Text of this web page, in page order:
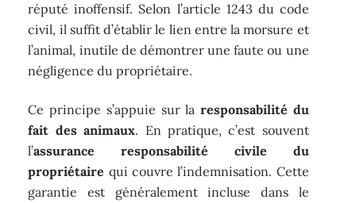
réputé inoffensif. Selon l’article 1243 du code
civil, il suffit d’établir le lien entre la morsure et
l’animal, inutile de démontrer une faute ou une
négligence du propriétaire.
Ce principe s’appuie sur la responsabilité du
fait des animaux. En pratique, c’est souvent
l’assurance responsabilité civile du
propriétaire qui couvre l’indemnisation. Cette
garantie est généralement incluse dans le